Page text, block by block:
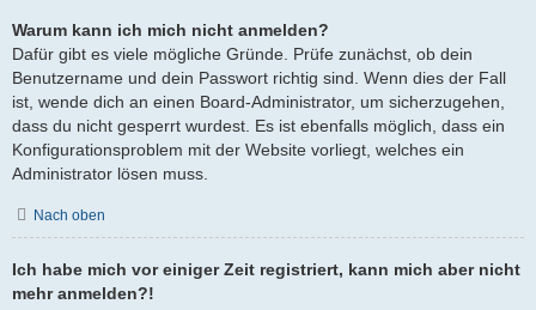
Warum kann ich mich nicht anmelden?
Dafür gibt es viele mögliche Gründe. Prüfe zunächst, ob dein
Benutzername und dein Passwort richtig sind. Wenn dies der Fall
ist, wende dich an einen Board-Administrator, um sicherzugehen,
dass du nicht gesperrt wurdest. Es ist ebenfalls möglich, dass ein
Konfigurationsproblem mit der Website vorliegt, welches ein
Administrator lösen muss.
Nach oben
Ich habe mich vor einiger Zeit registriert, kann mich aber nicht
mehr anmelden?!